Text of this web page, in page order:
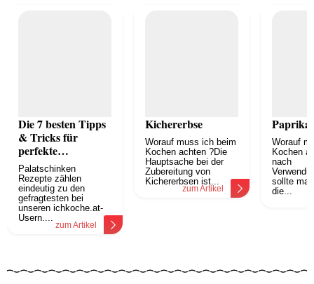
Die 7 besten Tipps
& Tricks für
perfekte
Palatschinken
Palatschinken
Rezepte zählen
eindeutig zu den
gefragtesten bei
unseren ichkoche.at-
Usern....
zum Artikel
Kichererbse
Worauf muss ich beim
Kochen achten ?Die
Hauptsache bei der
Zubereitung von
Kichererbsen ist...
zum Artikel
Paprika
Worauf
Kochen
nach
sollte
die...